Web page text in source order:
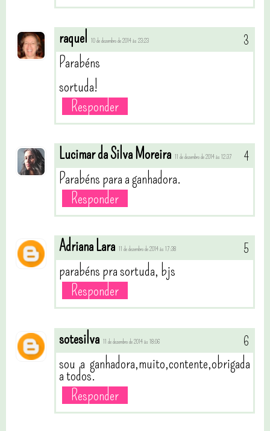
raquel 10 de dezembro de 2014 às 23:23
Parabéns
sortuda!
Responder
Lucimar da Silva Moreira 11 de dezembro de 2014 às 12:37
Parabéns para a ganhadora.
Responder
Adriana Lara 11 de dezembro de 2014 às 17:38
parabéns pra sortuda, bjs
Responder
sotesilva 11 de dezembro de 2014 às 18:06
sou a ganhadora,muito,contente,obrigada
a todos.
Responder